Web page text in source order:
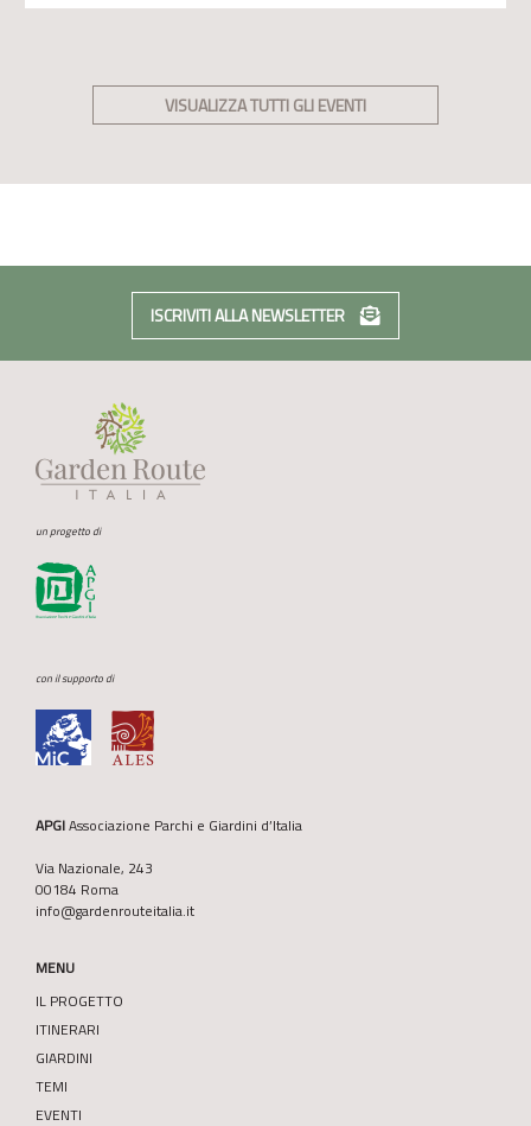
VISUALIZZA TUTTI GLI EVENTI
ISCRIVITI ALLA NEWSLETTER
un progetto di
con il supporto di
APGIAssociazione Parchi e Giardini d’Italia
Via Nazionale, 243
00184 Roma
info@gardenrouteitalia.it
MENU
IL PROGETTO
ITINERARI
GIARDINI
TEMI
EVENTI